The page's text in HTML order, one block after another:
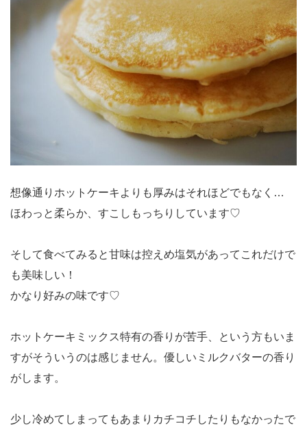
想像通りホットケーキよりも厚みはそれほどでもなく…
ほわっと柔らか、すこしもっちりしています♡
そして食べてみると甘味は控えめ塩気があってこれだけで
も美味しい！
かなり好みの味です♡
ホットケーキミックス特有の香りが苦手、という方もいま
すがそういうのは感じません。優しいミルクバターの香り
がします。
少し冷めてしまってもあまりカチコチしたりもなかったで